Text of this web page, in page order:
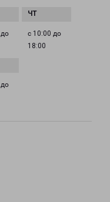
с 10:00 до
18:00